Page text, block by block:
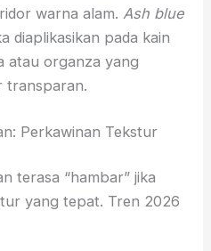
warna alam. Ash blue
diaplikasikan pada kain
atau organza yang
transparan.
Perkawinan Tekstur
terasa “hambar” jika
yang tepat. Tren 2026